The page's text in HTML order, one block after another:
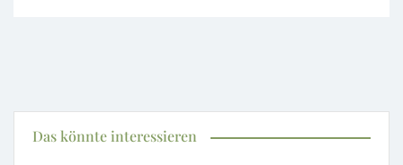
Das könnte interessieren